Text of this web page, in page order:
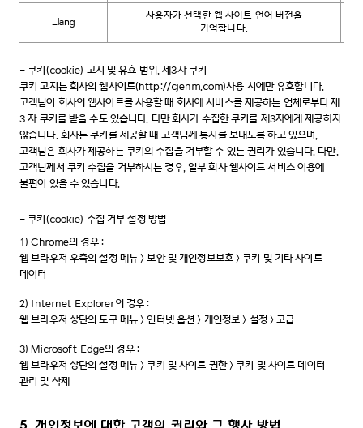
_lang
사용자가 선택한 웹 사이트 언어 버전을
기억합니다.
-쿠키(cookie) 고지 및 유효 범위, 제3자 쿠키
쿠키 고지는 회사의 웹사이트(http://cjenm.com)사용 시에만 유효합니다.
고객님이 회사의 웹사이트를 사용할 때 회사에 서비스를 제공하는 업체로부터 제
3 자 쿠키를 받을 수도 있습니다. 다만 회사가 수집한 쿠키를 제3자에게 제공하지
않습니다. 회사는 쿠키를 제공할 때 고객님께 통지를 보내도록 하고 있으며,
고객님은 회사가 제공하는 쿠키의 수집을 거부할 수 있는 권리가 있습니다. 다만,
고객님께서 쿠키 수집을 거부하시는 경우, 일부 회사 웹사이트 서비스 이용에
불편이 있을 수 있습니다.
-쿠키(cookie) 수집 거부 설정 방법
1) Chrome의 경우 :
웹 브라우저 우측의 설정 메뉴 > 보안 및 개인정보보호 > 쿠키 및 기타 사이트
데이터
2) Internet Explorer의 경우 :
웹 브라우저 상단의 도구 메뉴 > 인터넷 옵션 > 개인정보 > 설정 > 고급
3) Microsoft Edge의 경우 :
웹 브라우저 상단의 설정 메뉴 > 쿠키 및 사이트 권한 > 쿠키 및 사이트 데이터
관리 및 삭제